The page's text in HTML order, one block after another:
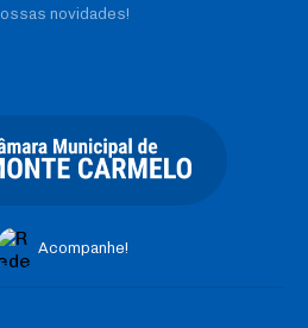
Acompanhe!
novidades!